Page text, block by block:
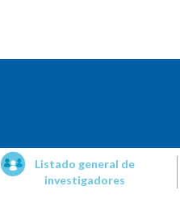
Listado general de
investigadores